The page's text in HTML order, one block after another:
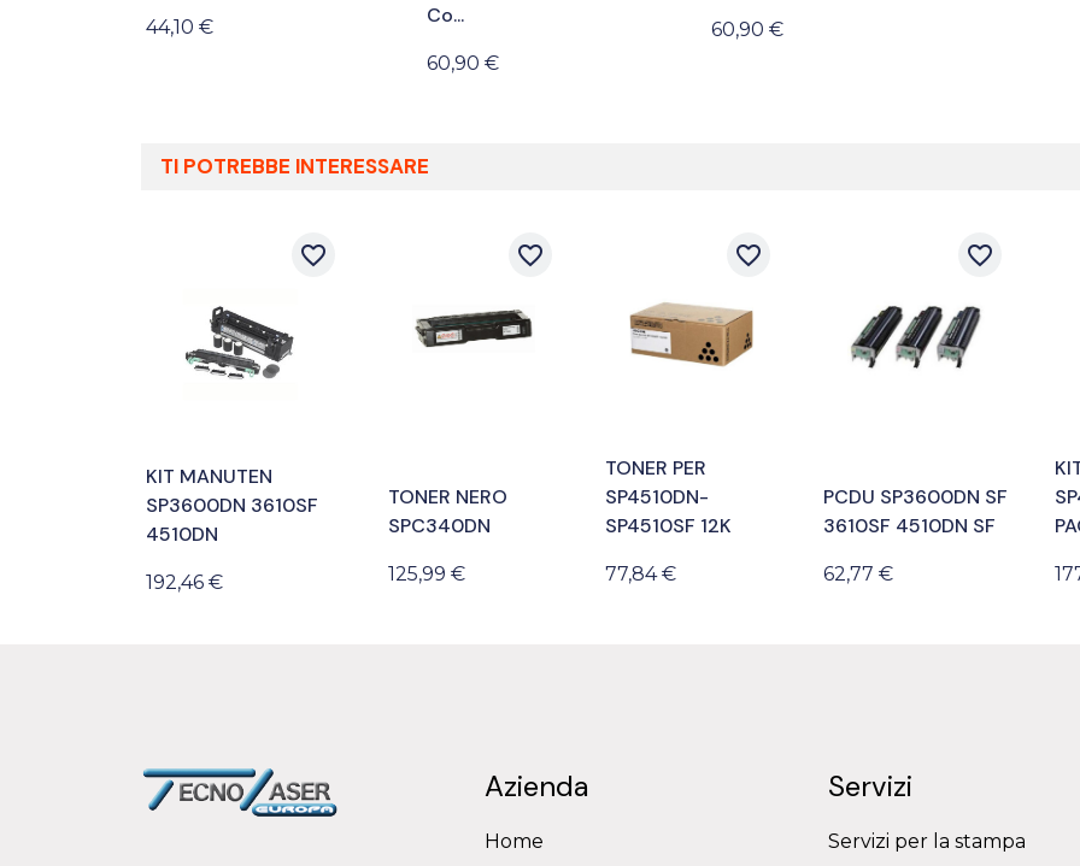
44,10 €
Co...
60,90 €
60,90 €
TI POTREBBE INTERESSARE
favorite_border
KIT MANUTEN
SP3600DN 3610SF
4510DN
192,46 €
favorite_border
TONER NERO
SPC340DN
125,99 €
favorite_border
TONER PER
SP4510DN-
SP4510SF 12K
77,84 €
favorite_border
PCDU SP3600DN SF
3610SF 4510DN SF
62,77 €
Azienda
Home
Servizi
Servizi per la stampa